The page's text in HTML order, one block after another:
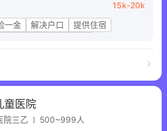
15k-20k
一金 解决户口
提供住宿
童医院
院三乙 500~999人